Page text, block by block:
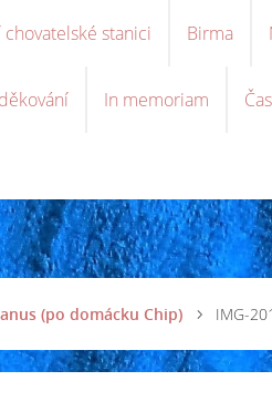
stanici Birma
In memoriam
(po domácku Chip) IMG-